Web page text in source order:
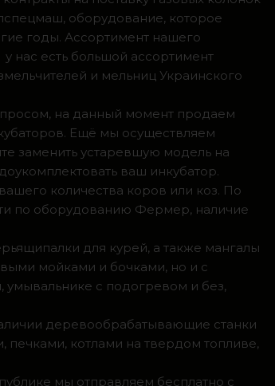
оборудование, которое
годы. Ассортимент нашего
нас есть большой ассортимент
и мельниц Украинского
на данный момент продаем
Ещё мы осуществляем
заменить устаревшую модель на
ваш инкубатор.
количества коров или коз. По
по оборудованию Фермер, наличие
для курей, а также мангалы
мойками и бочками, но и с
с подогревом и без,
деревообрабатывающие станки
печками, котлами на твердом топливе,
мы отправляем бесплатно с